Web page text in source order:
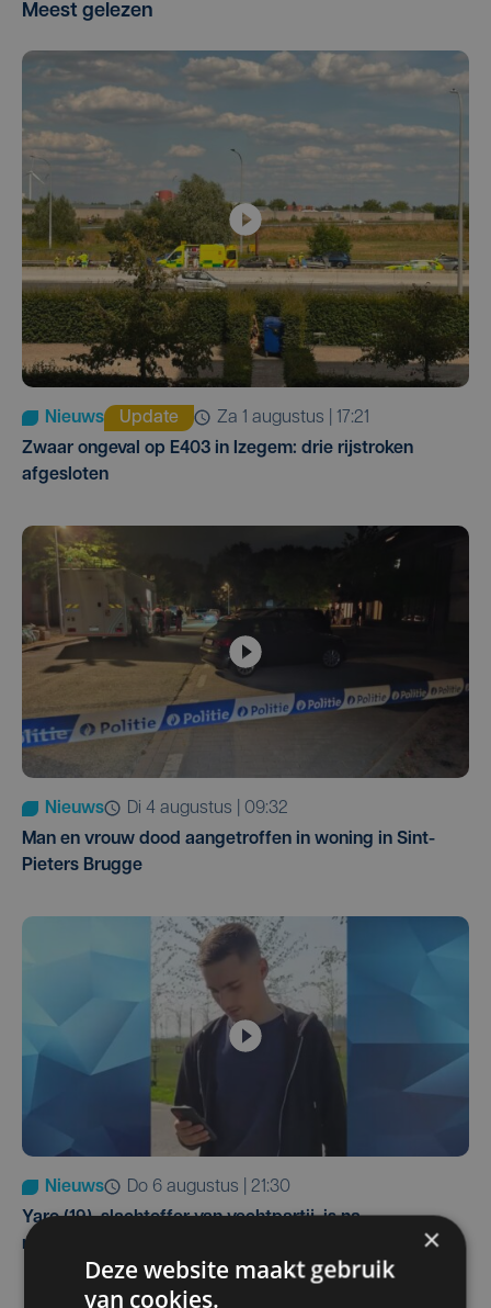
Meest gelezen
Nieuws Update
za 1 augustus | 17:21
Zwaar ongeval op E403 in Izegem: drie rijstroken
afgesloten
Nieuws
di 4 augustus | 09:32
Man en vrouw dood aangetroffen in woning in Sint-
Pieters Brugge
Nieuws
do 6 augustus | 21:30
Yaro (19), slachtoffer van vechtpartij, is na
maandenlange coma overleden
×
Deze website maakt gebruik
van cookies.